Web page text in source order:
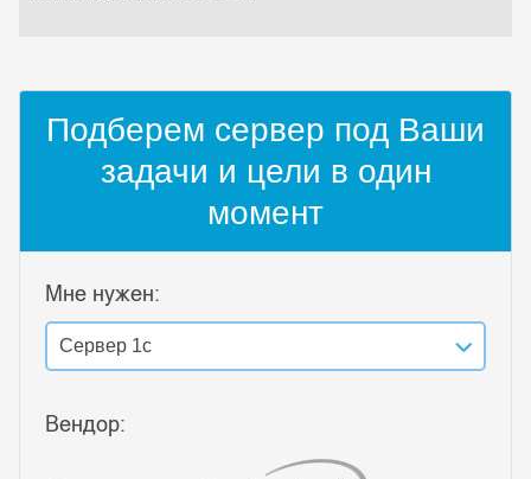
Подберем сервер под Ваши
задачи и цели в один
момент
Мне нужен:
Сервер 1с
Вендор: